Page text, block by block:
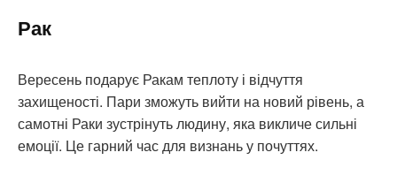
Рак
Вересень подарує Ракам теплоту і відчуття
захищеності. Пари зможуть вийти на новий рівень, а
самотні Раки зустрінуть людину, яка викличе сильні
емоції. Це гарний час для визнань у почуттях.